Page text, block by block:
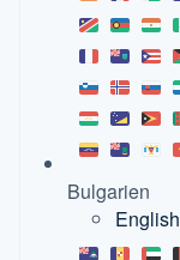
Bulgarien
English